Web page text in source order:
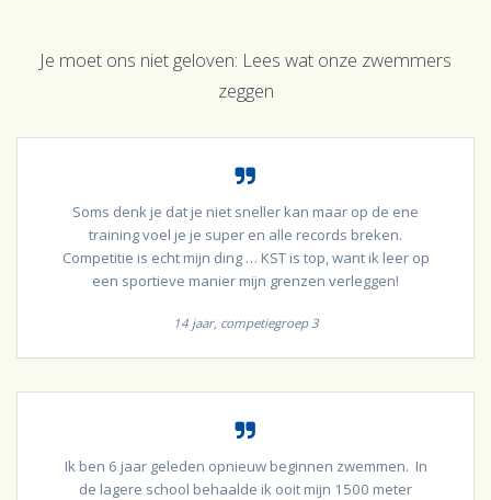
Je moet ons niet geloven: Lees wat onze zwemmers
zeggen
Soms denk je dat je niet sneller kan maar op de ene
training voel je je super en alle records breken.
Competitie is echt mijn ding … KST is top, want ik leer op
een sportieve manier mijn grenzen verleggen!
14 jaar, competiegroep 3
Ik ben 6 jaar geleden opnieuw beginnen zwemmen. In
de lagere school behaalde ik ooit mijn 1500 meter